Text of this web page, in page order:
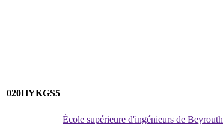
020HYKGS5
École supérieure d'ingénieurs de Beyrouth